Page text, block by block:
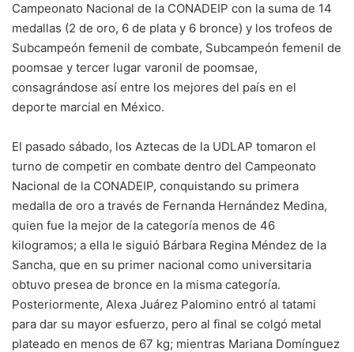
Campeonato Nacional de la CONADEIP con la suma de 14
medallas (2 de oro, 6 de plata y 6 bronce) y los trofeos de
Subcampeón femenil de combate, Subcampeón femenil de
poomsae y tercer lugar varonil de poomsae,
consagrándose así entre los mejores del país en el
deporte marcial en México.
El pasado sábado, los Aztecas de la UDLAP tomaron el
turno de competir en combate dentro del Campeonato
Nacional de la CONADEIP, conquistando su primera
medalla de oro a través de Fernanda Hernández Medina,
quien fue la mejor de la categoría menos de 46
kilogramos; a ella le siguió Bárbara Regina Méndez de la
Sancha, que en su primer nacional como universitaria
obtuvo presea de bronce en la misma categoría.
Posteriormente, Alexa Juárez Palomino entró al tatami
para dar su mayor esfuerzo, pero al final se colgó metal
plateado en menos de 67 kg; mientras Mariana Domínguez